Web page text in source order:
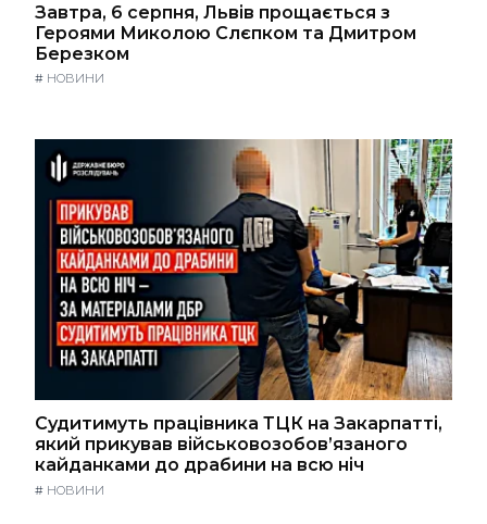
Завтра, 6 серпня, Львів прощається з
Героями Миколою Слєпком та Дмитром
Березком
# НОВИНИ
Судитимуть працівника ТЦК на Закарпатті,
який прикував військовозобов’язаного
кайданками до драбини на всю ніч
# НОВИНИ